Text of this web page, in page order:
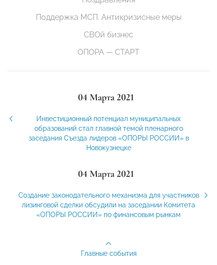
Поддержка МСП. Антикризисные меры
СВОй бизнес
ОПОРА — СТАРТ
04 Марта 2021
Инвестиционный потенциал муниципальных
образований стал главной темой пленарного
заседания Съезда лидеров «ОПОРЫ РОССИИ» в
Новокузнецке
04 Марта 2021
Создание законодательного механизма для участников
лизинговой сделки обсудили на заседании Комитета
«ОПОРЫ РОССИИ» по финансовым рынкам
Главные события